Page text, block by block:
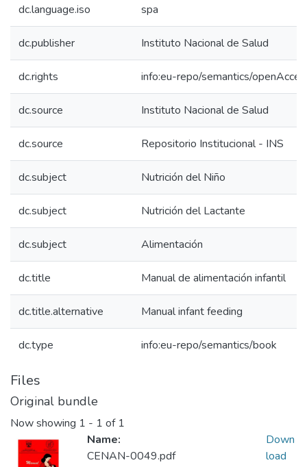
dc.language.iso spa
dc.publisher Instituto Nacional de Salud
dc.rights info:eu-repo/semantics/
dc.source Instituto Nacional de Salud
dc.source Repositorio Institucional - INS
dc.subject Nutrición del Niño
dc.subject Nutrición del Lactante
dc.subject Alimentación
dc.title Manual de alimentación infantil
dc.title.alternative Manual infant feeding
dc.type info:eu-repo/semantics/book
Files
Original bundle
Now showing 1 - 1 of 1
Name:
CENAN-0049.pdf
Down
load